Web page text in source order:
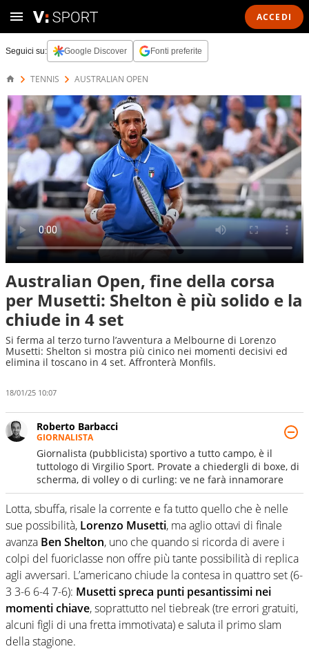
ACCEDI
Seguici su: Google Discover Fonti preferite
TENNIS AUSTRALIAN OPEN
Australian Open, fine della corsa
per Musetti: Shelton è più solido e la
chiude in 4 set
Si ferma al terzo turno l’avventura a Melbourne di Lorenzo
Musetti: Shelton si mostra più cinico nei momenti decisivi ed
elimina il toscano in 4 set. Affronterà Monfils.
18/01/25 10:07
Roberto Barbacci
GIORNALISTA
Giornalista (pubblicista) sportivo a tutto campo, è il
tuttologo di Virgilio Sport. Provate a chiedergli di boxe, di
scherma, di volley o di curling: ve ne farà innamorare
Lotta, sbuffa, risale la corrente e fa tutto quello che è nelle
sue possibilità, Lorenzo Musetti, ma aglio ottavi di finale
avanza Ben Shelton, uno che quando si ricorda di avere i
colpi del fuoriclasse non offre più tante possibilità di replica
agli avversari. L’americano chiude la contesa in quattro set (6-
3 3-6 6-4 7-6): Musetti spreca punti pesantissimi nei
momenti chiave, soprattutto nel tiebreak (tre errori gratuiti,
alcuni figli di una fretta immotivata) e saluta il primo slam
della stagione.